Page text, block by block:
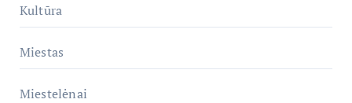
Kultūra
Miestas
Miestelėnai